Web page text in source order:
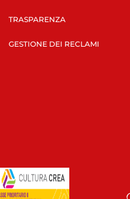
TRASPARENZA
GESTIONE DEI RECLAMI